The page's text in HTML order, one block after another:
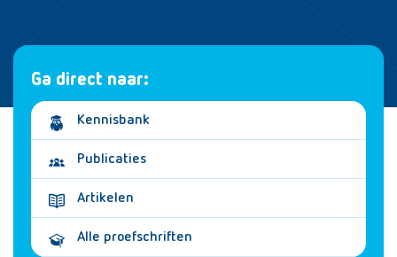
Ga direct naar:
Kennisbank
Publicaties
Artikelen
Alle proefschriften